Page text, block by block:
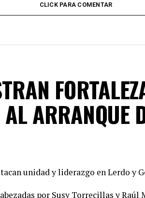
CLICK PARA COMENTAR
ARRANQUE
unidad y liderazgo en Lerdo y
por Susy Torrecillas y Raúl